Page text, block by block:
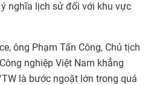
nghĩa lịch sử đối với khu vực
ông Phạm Tấn Công, Chủ tịch
nghiệp Việt Nam khẳng
là bước ngoặt lớn trong quá